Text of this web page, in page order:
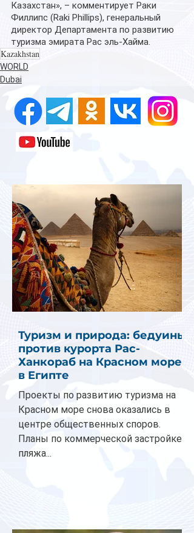
Казахстан», – комментирует Раки
Филлипс (Raki Phillips), генеральный
директор Департамента по развитию
туризма эмирата Рас эль-Хайма.
Kazakhstan
WORLD
Dubai
Туризм и природа: бедуины
против курорта Рас-
Ханкораб на Красном море
в Египте
Проекты по развитию туризма на
Красном море снова оказались в
центре общественных споров.
Планы по коммерческой застройке
пляжа...